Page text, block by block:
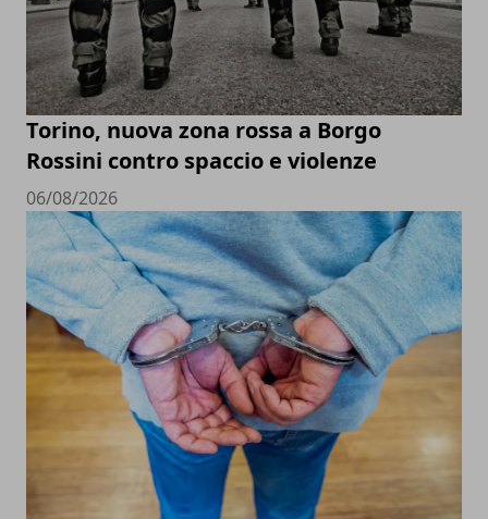
Torino, nuova zona rossa a Borgo
Rossini contro spaccio e violenze
06/08/2026